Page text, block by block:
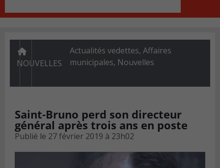
NOUVELLES
Actualités vedettes, Affaires
municipales, Nouvelles
Saint-Bruno perd son directeur
général après trois ans en poste
Publié le 27 février 2019 à 23h02